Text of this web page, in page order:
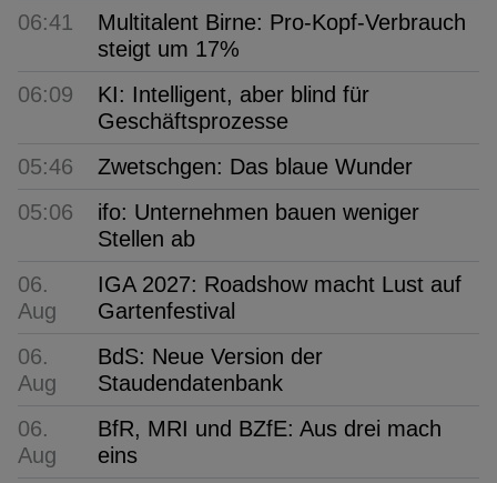
06:41
Multitalent Birne: Pro-Kopf-Verbrauch
steigt um 17%
06:09
KI: Intelligent, aber blind für
Geschäftsprozesse
05:46
Zwetschgen: Das blaue Wunder
05:06
ifo: Unternehmen bauen weniger
Stellen ab
06.
Aug
IGA 2027: Roadshow macht Lust auf
Gartenfestival
06.
Aug
BdS: Neue Version der
Staudendatenbank
06.
Aug
BfR, MRI und BZfE: Aus drei mach
eins